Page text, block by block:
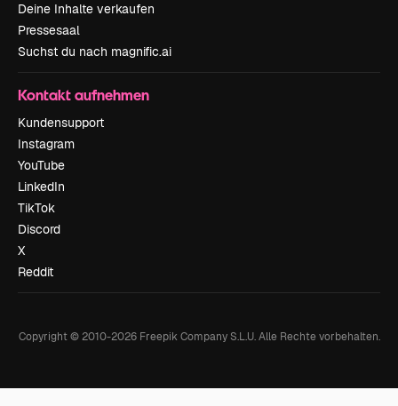
Deine Inhalte verkaufen
Pressesaal
Suchst du nach magnific.ai
Kontakt aufnehmen
Kundensupport
Instagram
YouTube
LinkedIn
TikTok
Discord
X
Reddit
Copyright © 2010-2026Freepik Company S.L.U. Alle Rechte vorbehalten.